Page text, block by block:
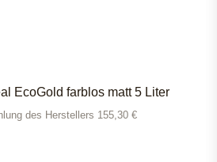
EcoGold farblos matt 5 Liter
des Herstellers 155,30 €